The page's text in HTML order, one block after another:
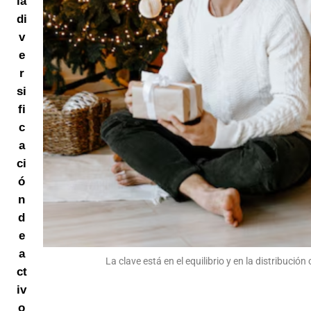
di
v
e
r
si
fi
c
a
ci
ó
n
d
e
a
ct
iv
o
La clave está en el equilibrio y en la distribución